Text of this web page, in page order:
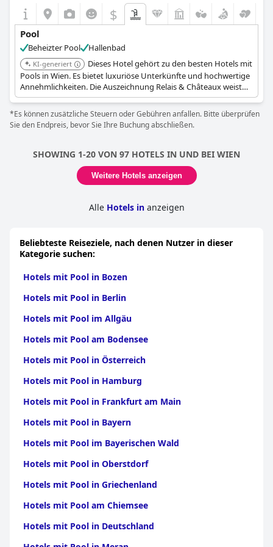
$
Pool
Beheizter Pool Hallenbad
KI-generiert
Dieses Hotel gehört zu den besten Hotels mit
Pools in Wien. Es bietet luxuriöse Unterkünfte und hochwertige
Annehmlichkeiten. Die Auszeichnung Relais & Châteaux weist
auf ein Engagement für außergewöhnliche Gastfreundschaft
und Gastronomie hin.
*Es können zusätzliche Steuern oder Gebühren anfallen. Bitte überprüfen
Sie den Endpreis, bevor Sie Ihre Buchung abschließen.
SHOWING 1-20 VON 97 HOTELS IN UND BEI WIEN
Weitere Hotels anzeigen
Alle Hotels in anzeigen
Beliebteste Reiseziele, nach denen Nutzer in dieser
Kategorie suchen:
Hotels mit Pool in Bozen
Hotels mit Pool in Berlin
Hotels mit Pool im Allgäu
Hotels mit Pool am Bodensee
Hotels mit Pool in Österreich
Hotels mit Pool in Hamburg
Hotels mit Pool in Frankfurt am Main
Hotels mit Pool in Bayern
Hotels mit Pool im Bayerischen Wald
Hotels mit Pool in Oberstdorf
Hotels mit Pool in Griechenland
Hotels mit Pool am Chiemsee
Hotels mit Pool in Deutschland